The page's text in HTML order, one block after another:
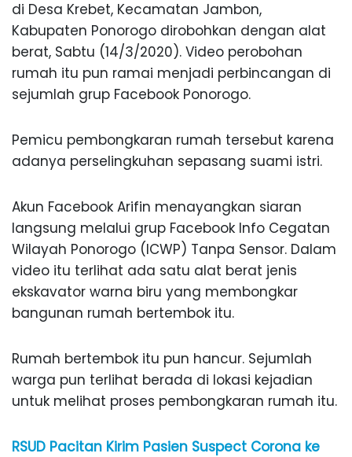
di Desa Krebet, Kecamatan Jambon,
Kabupaten Ponorogo dirobohkan dengan alat
berat, Sabtu (14/3/2020). Video perobohan
rumah itu pun ramai menjadi perbincangan di
sejumlah grup Facebook Ponorogo.
Pemicu pembongkaran rumah tersebut karena
adanya perselingkuhan sepasang suami istri.
Akun Facebook Arifin menayangkan siaran
langsung melalui grup Facebook Info Cegatan
Wilayah Ponorogo (ICWP) Tanpa Sensor. Dalam
video itu terlihat ada satu alat berat jenis
ekskavator warna biru yang membongkar
bangunan rumah bertembok itu.
Rumah bertembok itu pun hancur. Sejumlah
warga pun terlihat berada di lokasi kejadian
untuk melihat proses pembongkaran rumah itu.
RSUD Pacitan Kirim Pasien Suspect Corona ke